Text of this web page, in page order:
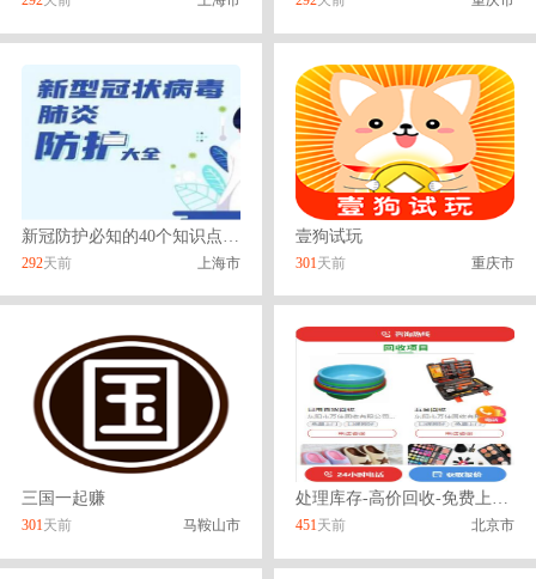
292天前 上海市
壹狗试玩
301天前 重庆市
三国一起赚
301天前 马鞍山市
处理库存-高价回收-免费上门回收
451天前 北京市